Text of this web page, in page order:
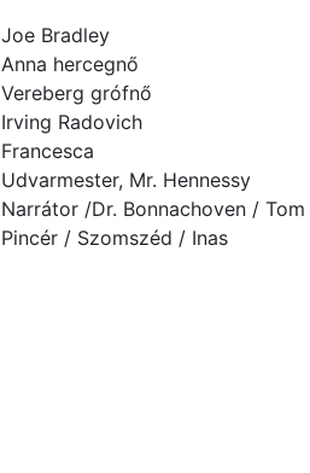
Joe Bradley
Anna hercegnő
Vereberg grófnő
Irving Radovich
Francesca
Udvarmester, Mr. Hennessy
Narrátor /Dr. Bonnachoven /
Pincér / Szomszéd / Inas